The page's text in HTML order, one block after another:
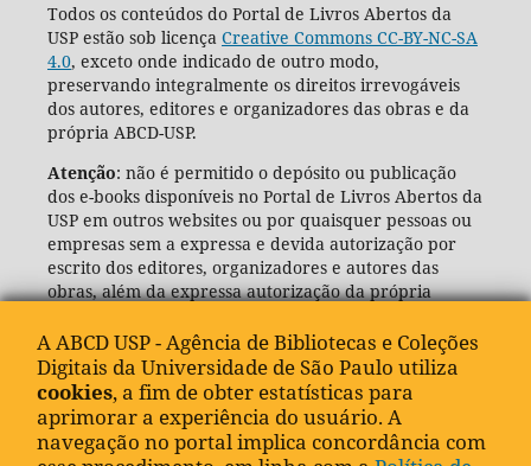
Todos os conteúdos do Portal de Livros Abertos da
USP estão sob licença Creative Commons CC-BY-NC-SA
4.0, exceto onde indicado de outro modo,
preservando integralmente os direitos irrevogáveis
dos autores, editores e organizadores das obras e da
própria ABCD-USP.
Atenção: não é permitido o depósito ou publicação
dos e-books disponíveis no Portal de Livros Abertos da
USP em outros websites ou por quaisquer pessoas ou
empresas sem a expressa e devida autorização por
escrito dos editores, organizadores e autores das
obras, além da expressa autorização da própria
(ABCD-USP).
A ABCD USP - Agência de Bibliotecas e Coleções
Digitais da Universidade de São Paulo utiliza
cookies, a fim de obter estatísticas para
aprimorar a experiência do usuário. A
navegação no portal implica concordância com